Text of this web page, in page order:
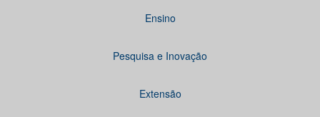
Ensino
Pesquisa e Inovação
Extensão